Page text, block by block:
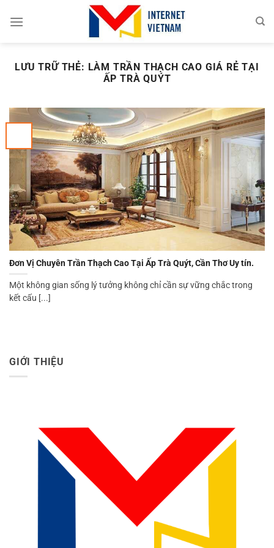
đến
LƯU TRỮ THẺ: LÀM TRẦN THẠCH CAO GIÁ RẺ TẠI
ẤP TRÀ QUÝT
Đơn Vị Chuyên Trần Thạch Cao Tại Ấp Trà Quýt, Cần Thơ Uy tín.
Một không gian sống lý tưởng không chỉ cần sự vững chắc trong
kết cấu [...]
GIỚI THIỆU